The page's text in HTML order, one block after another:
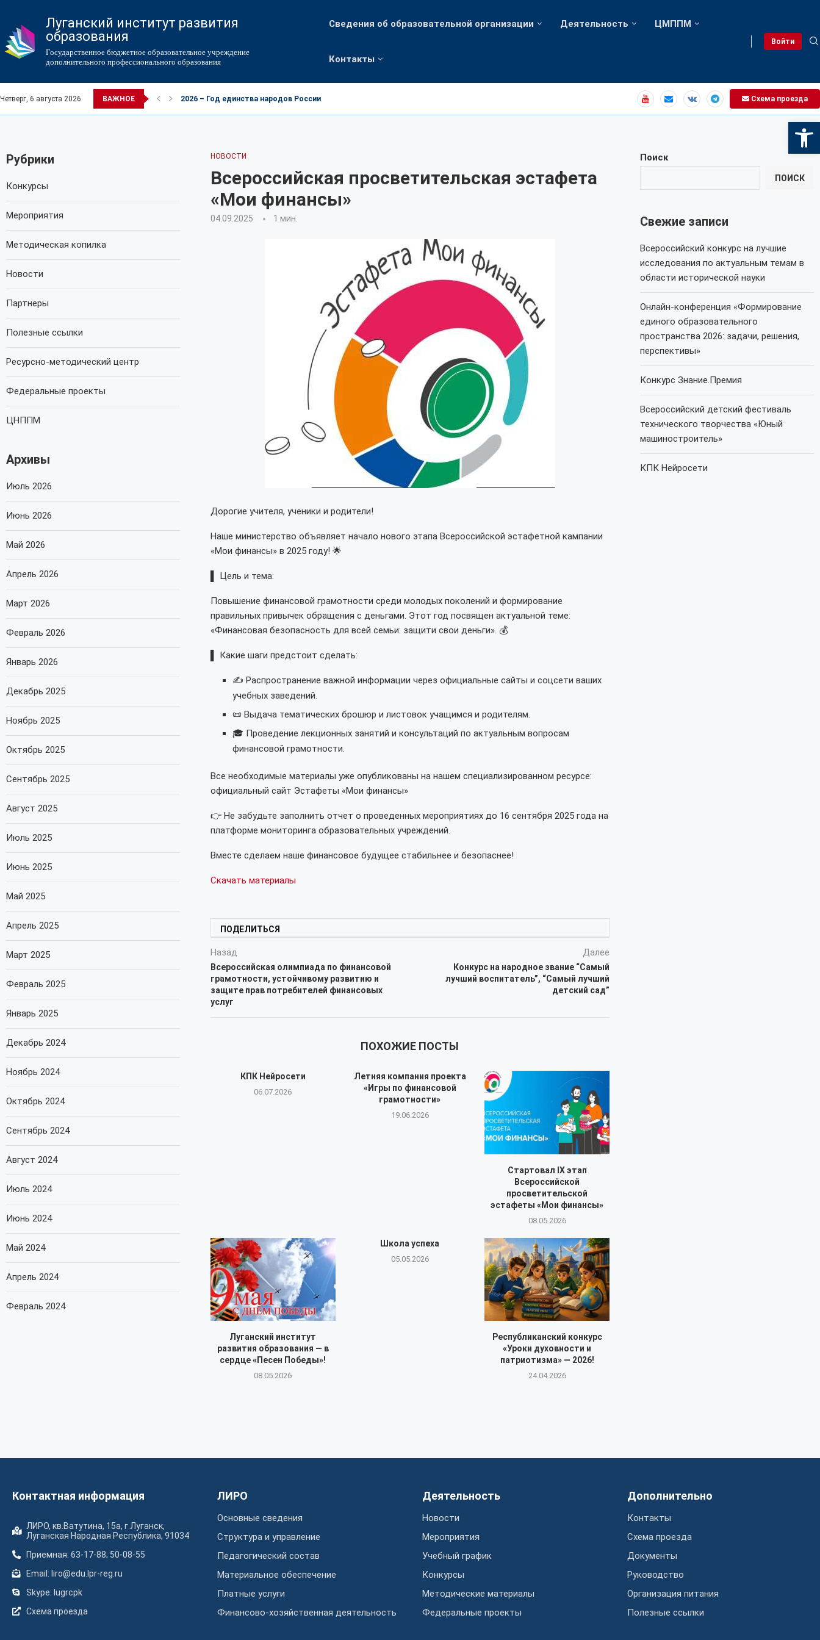
Луганский институт развития
образования
Государственное бюджетное образовательное учреждение
дополнительного профессионального образования
Сведения об образовательной организации Деятельность ЦМППМ
Контакты
Войти
Четверг, 6 августа 2026 ВАЖНОЕ 2026 – Год единства народов России Схема проезда
НОВОСТИ
Всероссийская просветительская эстафета
«Мои финансы»
04.09.2025 1 мин.
Дорогие учителя, ученики и родители!
Наше министерство объявляет начало нового этапа Всероссийской эстафетной кампании
«Мои финансы» в 2025 году! 🌟
▌ Цель и тема:
Повышение финансовой грамотности среди молодых поколений и формирование
правильных привычек обращения с деньгами. Этот год посвящен актуальной теме:
«Финансовая безопасность для всей семьи: защити свои деньги». 💰
▌ Какие шаги предстоит сделать:
✍️ Распространение важной информации через официальные сайты и соцсети ваших
учебных заведений.
📜 Выдача тематических брошюр и листовок учащимся и родителям.
🎓 Проведение лекционных занятий и консультаций по актуальным вопросам
финансовой грамотности.
Все необходимые материалы уже опубликованы на нашем специализированном ресурсе:
официальный сайт Эстафеты «Мои финансы»
👉 Не забудьте заполнить отчет о проведенных мероприятиях до 16 сентября 2025 года на
платформе мониторинга образовательных учреждений.
Вместе сделаем наше финансовое будущее стабильнее и безопаснее!
Скачать материалы
ПОДЕЛИТЬСЯ
Назад
Всероссийская олимпиада по финансовой
грамотности, устойчивому развитию и
защите прав потребителей финансовых
услуг
Далее
Конкурс на народное звание “Самый
лучший воспитатель”, “Самый лучший
детский сад”
ПОХОЖИЕ ПОСТЫ
КПК Нейросети
06.07.2026
Летняя компания проекта
«Игры по финансовой
грамотности»
19.06.2026
Стартовал IX этап
Всероссийской
просветительской
эстафеты «Мои финансы»
08.05.2026
Луганский институт
развития образования — в
сердце «Песен Победы»!
08.05.2026
Школа успеха
05.05.2026
Республиканский конкурс
«Уроки духовности и
патриотизма» — 2026!
24.04.2026
Поиск
ПОИСК
Свежие записи
Всероссийский конкурс на лучшие
исследования по актуальным темам в
области исторической науки
Онлайн-конференция «Формирование
единого образовательного
пространства 2026: задачи, решения,
перспективы»
Конкурс Знание.Премия
Всероссийский детский фестиваль
технического творчества «Юный
машиностроитель»
КПК Нейросети
Рубрики
Конкурсы
Мероприятия
Методическая копилка
Новости
Партнеры
Полезные ссылки
Ресурсно-методический центр
Федеральные проекты
ЦНППМ
Архивы
Июль 2026
Июнь 2026
Май 2026
Апрель 2026
Март 2026
Февраль 2026
Январь 2026
Декабрь 2025
Ноябрь 2025
Октябрь 2025
Сентябрь 2025
Август 2025
Июль 2025
Июнь 2025
Май 2025
Апрель 2025
Март 2025
Февраль 2025
Январь 2025
Декабрь 2024
Ноябрь 2024
Октябрь 2024
Сентябрь 2024
Август 2024
Июль 2024
Июнь 2024
Май 2024
Апрель 2024
Февраль 2024
Контактная информация
ЛИРО, кв.Ватутина, 15а, г.Луганск,
Луганская Народная Республика, 91034
Приемная: 63-17-88; 50-08-55
Email: liro@edu.lpr-reg.ru
Skype: lugrcpk
Схема проезда
ЛИРО
Основные сведения
Структура и управление
Педагогический состав
Материальное обеспечение
Платные услуги
Финансово-хозяйственная деятельность
Деятельность
Новости
Мероприятия
Учебный график
Конкурсы
Методические материалы
Федеральные проекты
Дополнительно
Контакты
Схема проезда
Документы
Руководство
Организация питания
Полезные ссылки